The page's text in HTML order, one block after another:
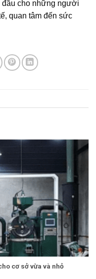
đầu cho những người
quan tâm đến sức
cơ sở vừa và nhỏ